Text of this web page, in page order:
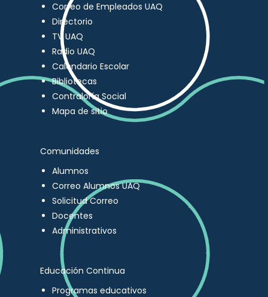
Correo de Empleados UAQ
Directorio
TV UAQ
Radio UAQ
Calendario Escolar
Bibliotecas
Contraloría Social
Mapa de sitio
Comunidades
Alumnos
Correo Alumnos UAQ
Solicitud Correo
Docentes
Administrativos
Educación Continua
Programas educativos